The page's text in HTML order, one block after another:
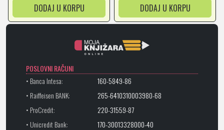
DODAJ U KORPU
DODAJ U KORPU
POSLOVNI RAČUNI
• Banca Intesa:
160-5849-86
• Raiffeisen BANK:
265-6410310003980-68
• ProCredit:
220-31559-87
• Unicredit Bank:
170-30013328000-40